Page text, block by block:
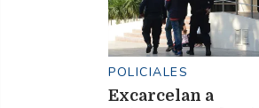
POLICIALES
Excarcelan a